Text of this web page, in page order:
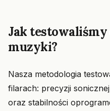
Jak
muzyki?
Nasza metodologia
filarach: precyzji
oraz stabilności